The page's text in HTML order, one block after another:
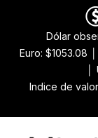
Dólar
Euro: $1053.08
Indice de